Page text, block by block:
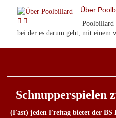
Über
Poolbillard
bei der es darum geht, mit einem
Schnupperspielen
(Fast) jeden Freitag bietet der BS